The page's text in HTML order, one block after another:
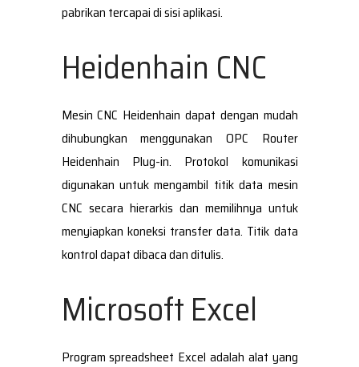
pabrikan tercapai di sisi aplikasi.
Heidenhain CNC
Mesin CNC Heidenhain dapat dengan mudah
dihubungkan menggunakan OPC Router
Heidenhain Plug-in. Protokol komunikasi
digunakan untuk mengambil titik data mesin
CNC secara hierarkis dan memilihnya untuk
menyiapkan koneksi transfer data. Titik data
kontrol dapat dibaca dan ditulis.
Microsoft Excel
Program spreadsheet Excel adalah alat yang